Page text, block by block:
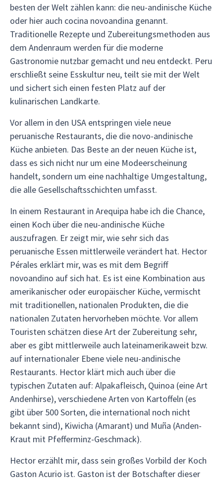
besten der Welt zählen kann: die neu-andinische Küche
oder hier auch cocina novoandina genannt.
Traditionelle Rezepte und Zubereitungsmethoden aus
dem Andenraum werden für die moderne
Gastronomie nutzbar gemacht und neu entdeckt. Peru
erschließt seine Esskultur neu, teilt sie mit der Welt
und sichert sich einen festen Platz auf der
kulinarischen Landkarte.
Vor allem in den USA entspringen viele neue
peruanische Restaurants, die die novo-andinische
Küche anbieten. Das Beste an der neuen Küche ist,
dass es sich nicht nur um eine Modeerscheinung
handelt, sondern um eine nachhaltige Umgestaltung,
die alle Gesellschaftsschichten umfasst.
In einem Restaurant in Arequipa habe ich die Chance,
einen Koch über die neu-andinische Küche
auszufragen. Er zeigt mir, wie sehr sich das
peruanische Essen mittlerweile verändert hat. Hector
Pérales erklärt mir, was es mit dem Begriff
novoandino auf sich hat. Es ist eine Kombination aus
amerikanischer oder europäischer Küche, vermischt
mit traditionellen, nationalen Produkten, die die
nationalen Zutaten hervorheben möchte. Vor allem
Touristen schätzen diese Art der Zubereitung sehr,
aber es gibt mittlerweile auch lateinamerikaweit bzw.
auf internationaler Ebene viele neu-andinische
Restaurants. Hector klärt mich auch über die
typischen Zutaten auf: Alpakafleisch, Quinoa (eine Art
Andenhirse), verschiedene Arten von Kartoffeln (es
gibt über 500 Sorten, die international noch nicht
bekannt sind), Kiwicha (Amarant) und Muña (Anden-
Kraut mit Pfefferminz-Geschmack).
Hector erzählt mir, dass sein großes Vorbild der Koch
Gaston Acurio ist. Gaston ist der Botschafter dieser